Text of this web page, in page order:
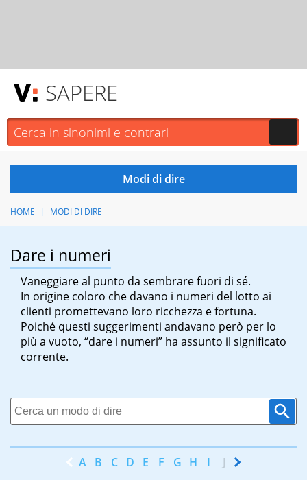
SAPERE
HOME MODI DI DIRE
Dare i numeri
Vaneggiare al punto da sembrare fuori di sé.
In origine coloro che davano i numeri del lotto ai
clienti promettevano loro ricchezza e fortuna.
Poiché questi suggerimenti andavano però per lo
più a vuoto, “dare i numeri” ha assunto il significato
corrente.
A B C D E F G H I J K